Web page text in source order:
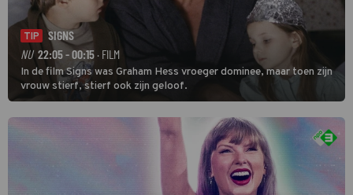
TIP
SIGNS
NU 22:05 - 00:15 · FILM
In de film Signs was Graham Hess vroeger dominee, maar toen zijn
vrouw stierf, stierf ook zijn geloof.